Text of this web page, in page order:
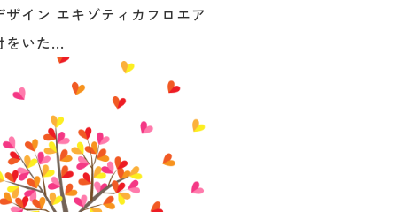
ザイン エキゾティカフロエア
をいた...